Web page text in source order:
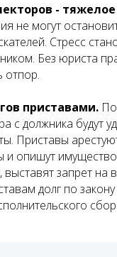
-
не могут
Стресс
Без юриста
отпор.
приставами.
с должника будут
Приставы
и опишут
запрет на
долг по